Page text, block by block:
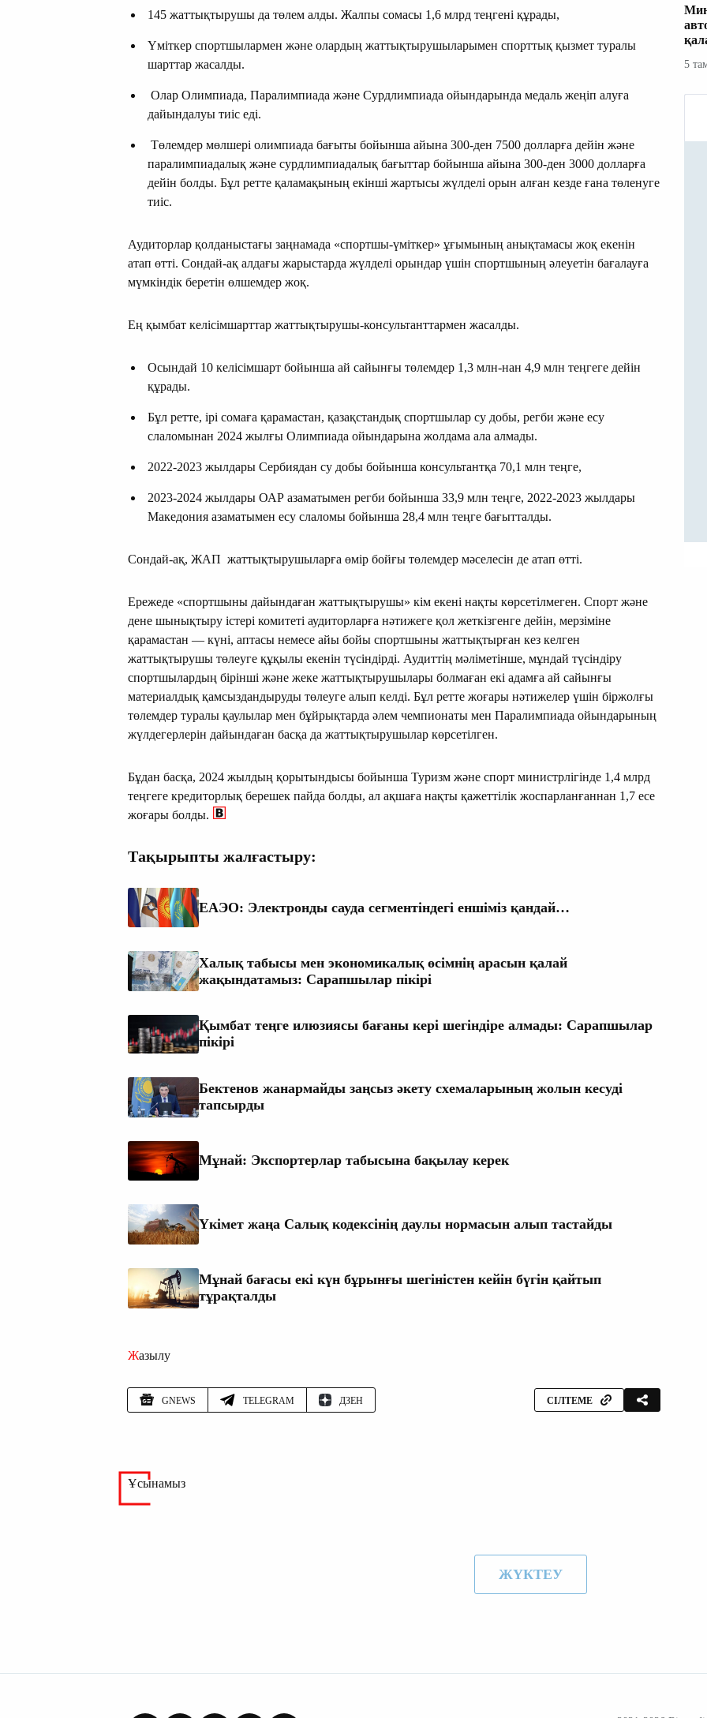
145 жаттықтырушы да төлем алды. Жалпы сомасы 1,6 млрд теңгені құрады,
Үміткер спортшылармен және олардың жаттықтырушыларымен спорттық қызмет туралы
шарттар жасалды.
Олар Олимпиада, Паралимпиада және Сурдлимпиада ойындарында медаль жеңіп алуға
дайындалуы тиіс еді.
Төлемдер мөлшері олимпиада бағыты бойынша айына 300-ден 7500 долларға дейін және
паралимпиадалық және сурдлимпиадалық бағыттар бойынша айына 300-ден 3000 долларға
дейін болды. Бұл ретте қаламақының екінші жартысы жүлделі орын алған кезде ғана төленуге
тиіс.
Аудиторлар қолданыстағы заңнамада «спортшы-үміткер» ұғымының анықтамасы жоқ екенін
атап өтті. Сондай-ақ алдағы жарыстарда жүлделі орындар үшін спортшының әлеуетін бағалауға
мүмкіндік беретін өлшемдер жоқ.
Ең қымбат келісімшарттар жаттықтырушы-консультанттармен жасалды.
Осындай 10 келісімшарт бойынша ай сайынғы төлемдер 1,3 млн-нан 4,9 млн теңгеге дейін
құрады.
Бұл ретте, ірі сомаға қарамастан, қазақстандық спортшылар су добы, регби және есу
слаломынан 2024 жылғы Олимпиада ойындарына жолдама ала алмады.
2022-2023 жылдары Сербиядан су добы бойынша консультантқа 70,1 млн теңге,
2023-2024 жылдары ОАР азаматымен регби бойынша 33,9 млн теңге, 2022-2023 жылдары
Македония азаматымен есу слаломы бойынша 28,4 млн теңге бағытталды.
Сондай-ақ, ЖАП жаттықтырушыларға өмір бойғы төлемдер мәселесін де атап өтті.
Ережеде «спортшыны дайындаған жаттықтырушы» кім екені нақты көрсетілмеген. Спорт және
дене шынықтыру істері комитеті аудиторларға нәтижеге қол жеткізгенге дейін, мерзіміне
қарамастан — күні, аптасы немесе айы бойы спортшыны жаттықтырған кез келген
жаттықтырушы төлеуге құқылы екенін түсіндірді. Аудиттің мәліметінше, мұндай түсіндіру
спортшылардың бірінші және жеке жаттықтырушылары болмаған екі адамға ай сайынғы
материалдық қамсыздандыруды төлеуге алып келді. Бұл ретте жоғары нәтижелер үшін біржолғы
төлемдер туралы қаулылар мен бұйрықтарда әлем чемпионаты мен Паралимпиада ойындарының
жүлдегерлерін дайындаған басқа да жаттықтырушылар көрсетілген.
Бұдан басқа, 2024 жылдың қорытындысы бойынша Туризм және спорт министрлігінде 1,4 млрд
теңгеге кредиторлық берешек пайда болды, ал ақшаға нақты қажеттілік жоспарланғаннан 1,7 есе
жоғары болды.
Тақырыпты жалғастыру:
ЕАЭО: Электронды сауда сегментіндегі еншіміз қандай…
Халық табысы мен экономикалық өсімнің арасын қалай
жақындатамыз: Сарапшылар пікірі
Қымбат теңге илюзиясы бағаны кері шегіндіре алмады: Сарапшылар
пікірі
Бектенов жанармайды заңсыз әкету схемаларының жолын кесуді
тапсырды
Мұнай: Экспортерлар табысына бақылау керек
Үкімет жаңа Салық кодексінің даулы нормасын алып тастайды
Мұнай бағасы екі күн бұрынғы шегіністен кейін бүгін қайтып
тұрақталды
Жазылу
GNEWS TELEGRAM ДЗЕН СІЛТЕМЕ
5
Ұсынамыз
ЖҮКТЕУ